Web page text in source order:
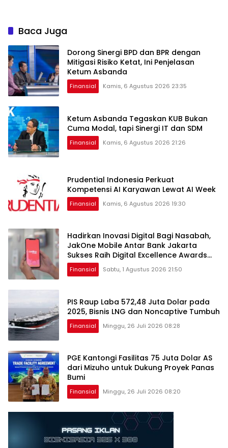
Baca Juga
Dorong Sinergi BPD dan BPR dengan
Mitigasi Risiko Ketat, Ini Penjelasan
Ketum Asbanda
Finansial Kamis, 6 Agustus 2026 23:35
Ketum Asbanda Tegaskan KUB Bukan
Cuma Modal, tapi Sinergi IT dan SDM
Finansial Kamis, 6 Agustus 2026 21:26
Prudential Indonesia Perkuat
Kompetensi AI Karyawan Lewat AI Week
Finansial Kamis, 6 Agustus 2026 19:30
Hadirkan Inovasi Digital Bagi Nasabah,
JakOne Mobile Antar Bank Jakarta
Sukses Raih Digital Excellence Awards
2026
Finansial Sabtu, 1 Agustus 2026 21:50
PIS Raup Laba 572,48 Juta Dolar pada
2025, Bisnis LNG dan Noncaptive Tumbuh
Finansial Minggu, 26 Juli 2026 08:28
PGE Kantongi Fasilitas 75 Juta Dolar AS
dari Mizuho untuk Dukung Proyek Panas
Bumi
Finansial Minggu, 26 Juli 2026 08:20